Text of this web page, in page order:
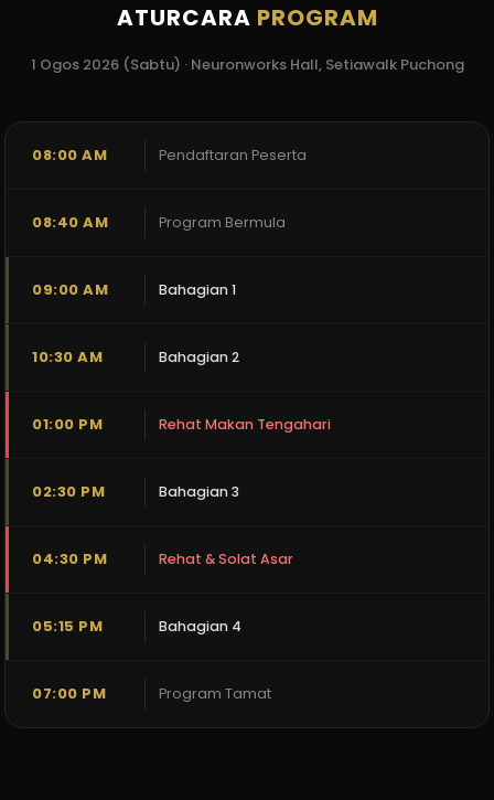
ATURCARA PROGRAM
1 Ogos 2026 (Sabtu) · Neuronworks Hall, Setiawalk Puchong
08:00 AM Pendaftaran Peserta
08:40 AM Program Bermula
09:00 AM Bahagian 1
10:30 AM Bahagian 2
01:00 PM Rehat Makan Tengahari
02:30 PM Bahagian 3
04:30 PM Rehat & Solat Asar
05:15 PM Bahagian 4
07:00 PM Program Tamat